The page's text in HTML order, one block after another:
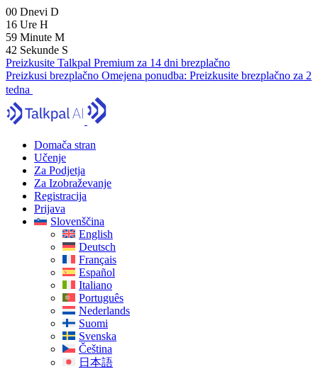
00 Dnevi D
16 Ure H
59 Minute M
41 Sekunde S
Preizkusite Talkpal Premium za 14 dni brezplačno
Preizkusi brezplačno Omejena ponudba: Preizkusite brezplačno za 2
tedna
Domača stran
Učenje
Za Podjetja
Za Izobraževanje
Registracija
Prijava
Slovenščina
English
Deutsch
Français
Español
Italiano
Português
Nederlands
Suomi
Svenska
Čeština
日本語